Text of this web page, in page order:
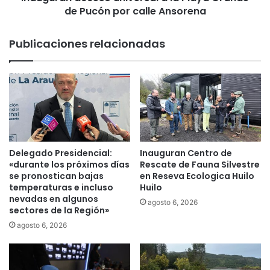
i
l
l
a
l
l
e
a
V
i
l
l
s
o
u
n
v
r
s
a
l
a
l
a
P
de Pucón por calle Ansorena
Publicaciones relacionadas
Delegado Presidencial:
«durante los próximos días
se pronostican bajas
temperaturas e incluso
nevadas en algunos
sectores de la Región»
agosto 6, 2026
Inauguran Centro de
Rescate de Fauna Silvestre
en Reseva Ecologica Huilo
Huilo
agosto 6, 2026